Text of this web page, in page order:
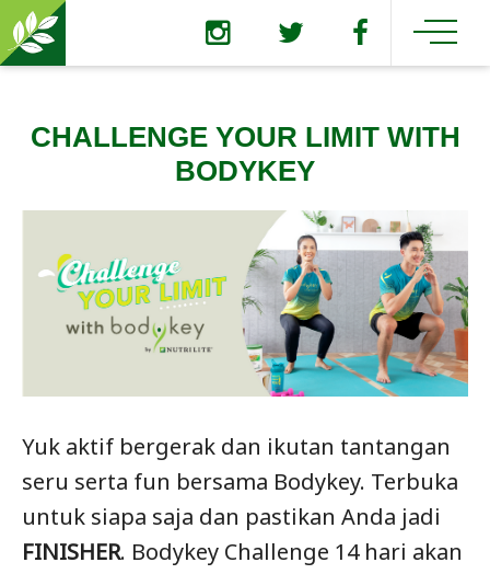
CHALLENGE YOUR LIMIT WITH
BODYKEY
Yuk aktif bergerak dan ikutan tantangan
seru serta fun bersama Bodykey. Terbuka
untuk siapa saja dan pastikan Anda jadi
FINISHER. Bodykey Challenge 14 hari akan